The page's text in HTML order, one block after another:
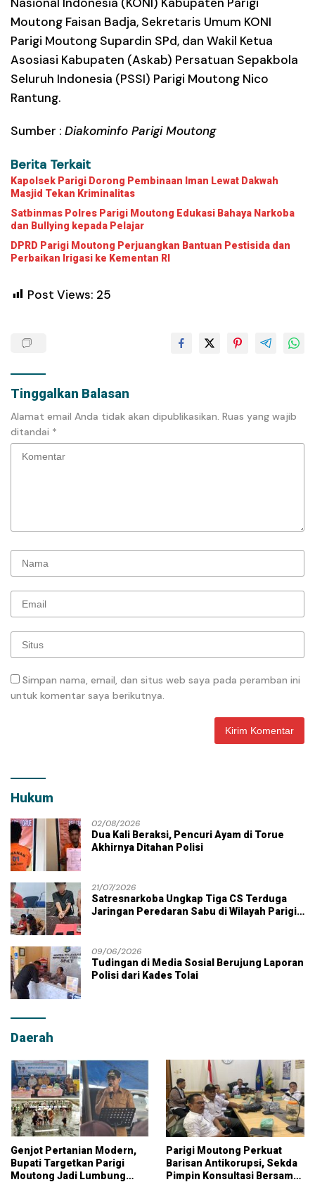
Moutong Faisan Badja, Sekretaris Umum KONI
Parigi Moutong Supardin SPd, dan Wakil Ketua
Asosiasi Kabupaten (Askab) Persatuan Sepakbola
Seluruh Indonesia (PSSI) Parigi Moutong Nico
Rantung.
Sumber : Diakominfo Parigi Moutong
Berita Terkait
Kapolsek Parigi Dorong Pembinaan Iman Lewat Dakwah
Masjid Tekan Kriminalitas
Satbinmas Polres Parigi Moutong Edukasi Bahaya Narkoba
dan Bullying kepada Pelajar
DPRD Parigi Moutong Perjuangkan Bantuan Pestisida dan
Perbaikan Irigasi ke Kementan RI
Post Views: 25
Tinggalkan Balasan
Alamat email Anda tidak akan dipublikasikan. Ruas yang wajib
ditandai *
Simpan nama, email, dan situs web saya pada peramban ini
untuk komentar saya berikutnya.
Hukum
02/08/2026
Dua Kali Beraksi, Pencuri Ayam di Torue
Akhirnya Ditahan Polisi
21/07/2026
Satresnarkoba Ungkap Tiga CS Terduga
Jaringan Peredaran Sabu di Wilayah Parigi
09/06/2026
Tudingan di Media Sosial Berujung Laporan
Polisi dari Kades Tolai
Daerah
Genjot Pertanian Modern,
Bupati Targetkan Parigi
Moutong Jadi Lumbung
Parigi Moutong Perkuat
Barisan Antikorupsi, Sekda
Pimpin Konsultasi Bersama